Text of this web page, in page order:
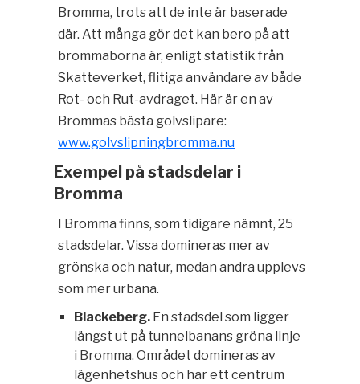
Bromma, trots att de inte är baserade
där. Att många gör det kan bero på att
brommaborna är, enligt statistik från
Skatteverket, flitiga användare av både
Rot- och Rut-avdraget. Här är en av
Brommas bästa golvslipare:
www.golvslipningbromma.nu
Exempel på stadsdelar i
Bromma
I Bromma finns, som tidigare nämnt, 25
stadsdelar. Vissa domineras mer av
grönska och natur, medan andra upplevs
som mer urbana.
Blackeberg. En stadsdel som ligger
längst ut på tunnelbanans gröna linje
i Bromma. Området domineras av
lägenhetshus och har ett centrum